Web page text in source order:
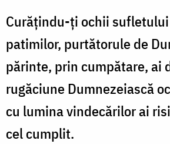
Curăţindu-ţi ochii
patimilor, purtătorule de
părinte, prin cumpătare, ai
rugăciune Dumnezeiască
cu lumina vinde­cărilor ai
cel cumplit.